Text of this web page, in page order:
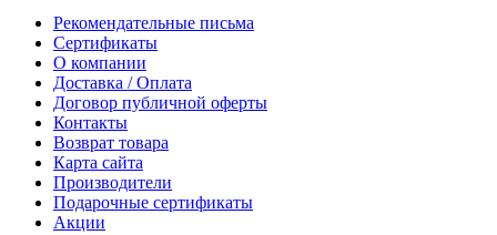
Рекомендательные письма
Сертификаты
О компании
Доставка / Оплата
Договор публичной оферты
Контакты
Возврат товара
Карта сайта
Производители
Подарочные сертификаты
Акции